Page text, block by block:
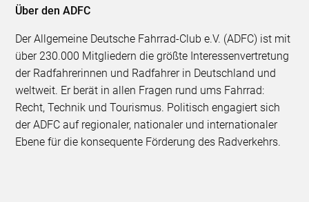
Über den ADFC
Der Allgemeine Deutsche Fahrrad-Club e.V. (ADFC) ist mit
über 230.000 Mitgliedern die größte Interessenvertretung
der Radfahrerinnen und Radfahrer in Deutschland und
weltweit. Er berät in allen Fragen rund ums Fahrrad:
Recht, Technik und Tourismus. Politisch engagiert sich
der ADFC auf regionaler, nationaler und internationaler
Ebene für die konsequente Förderung des Radverkehrs.